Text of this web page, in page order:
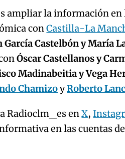
ampliar la información
conCastilla-La
García Castelbón y María
Óscar Castellanos y
Madinabeitia y Vega
ChamizoyRoberto
Radioclm_es enX,
en las cuentas